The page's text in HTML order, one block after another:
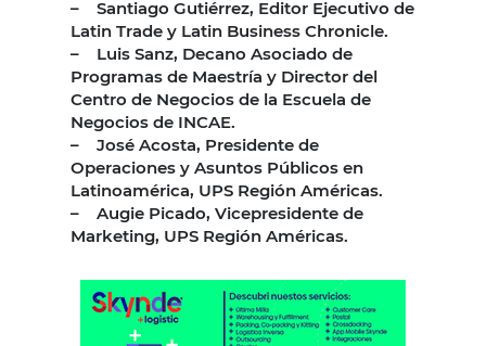
– Santiago Gutiérrez, Editor Ejecutivo de
Latin Trade y Latin Business Chronicle.
– Luis Sanz, Decano Asociado de
Programas de Maestría y Director del
Centro de Negocios de la Escuela de
Negocios de INCAE.
– José Acosta, Presidente de
Operaciones y Asuntos Públicos en
Latinoamérica, UPS Región Américas.
– Augie Picado, Vicepresidente de
Marketing, UPS Región Américas.